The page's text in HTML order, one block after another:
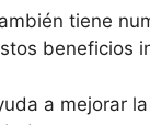
tiene
beneficios
a mejorar